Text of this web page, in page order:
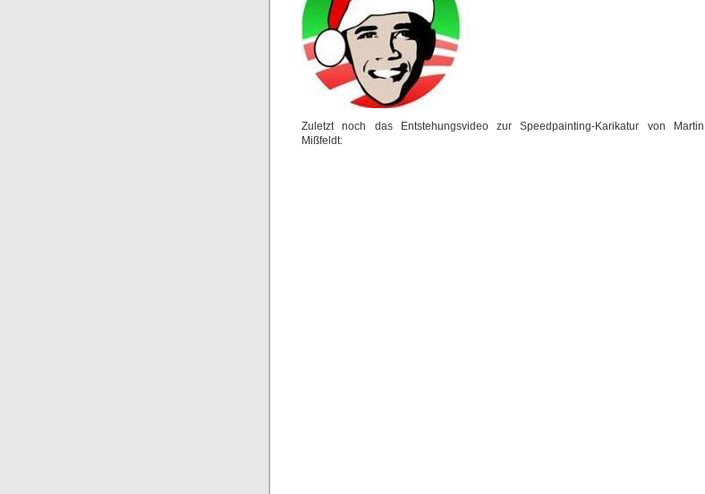
Zuletzt noch das Entstehungsvideo zur Speedpainting-Karikatur von Martin
Mißfeldt: